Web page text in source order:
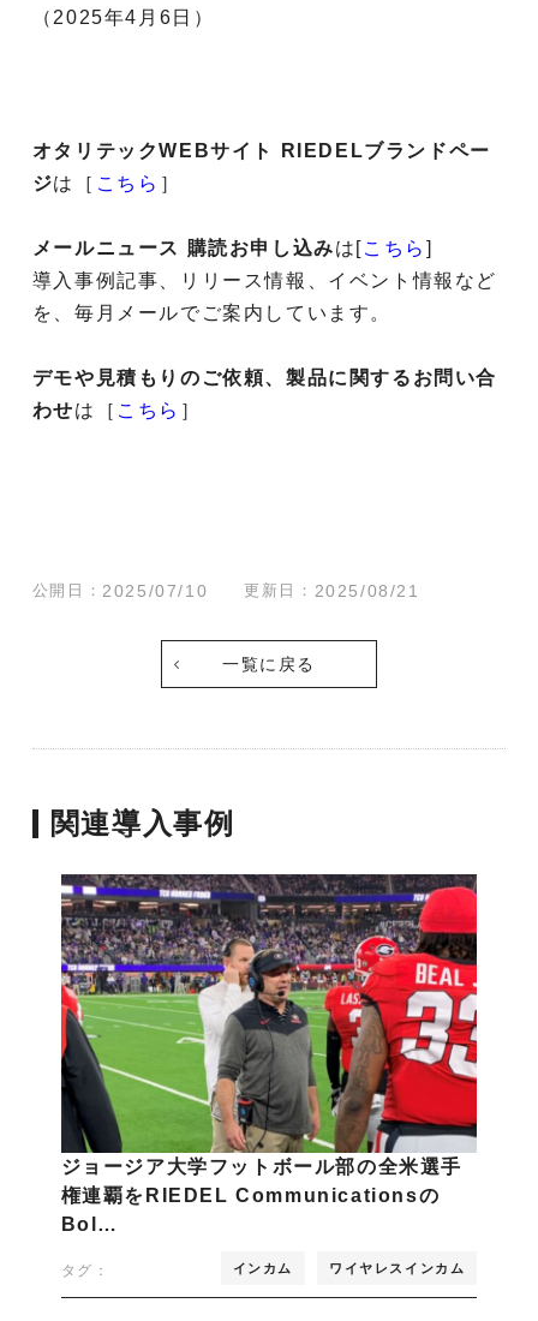
（2025年4月6日）
オタリテックWEBサイト RIEDELブランドペー
ジは［ こちら ］
メールニュース 購読お申し込みは[ こちら
導入事例記事、リリース情報、イベント情報など
を、毎月メールでご案内しています。
デモや見積もりのご依頼、製品に関するお問い合
わせは［ こちら ］
公開日： 2025/07/10 更新日： 2025/08/21
一覧に戻る
関連導入事例
ジョージア大学フットボール部の全米選手
権連覇をRIEDEL Communicationsの
Bol…
タグ： インカム ワイヤレスインカム